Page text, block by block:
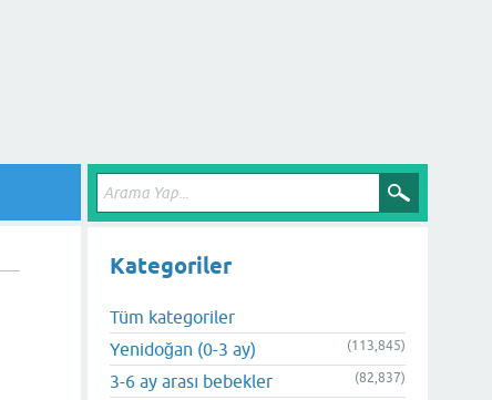
Kategoriler
Tüm kategoriler
Yenidoğan (0-3 ay)
(113,845)
3-6 ay arası bebekler (82,837)